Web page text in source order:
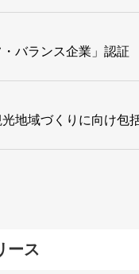
バランス企業」認証
地域づくりに向け包
ース